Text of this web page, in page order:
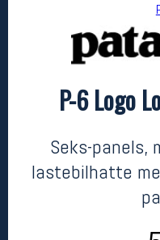
P-6 Logo
Seks-panels,
lastebilhatte
P-6